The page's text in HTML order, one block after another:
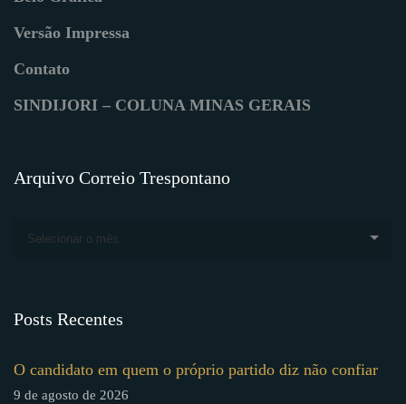
Versão Impressa
Contato
SINDIJORI – COLUNA MINAS GERAIS
Arquivo Correio Trespontano
Selecionar o mês
Posts Recentes
O candidato em quem o próprio partido diz não confiar
9 de agosto de 2026